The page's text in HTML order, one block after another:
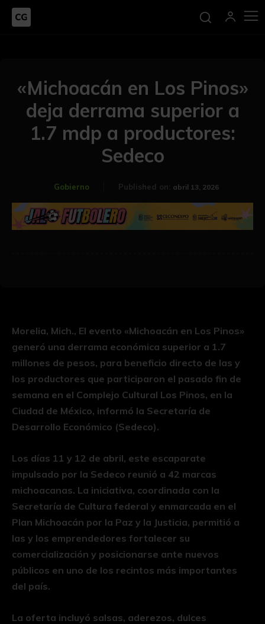
«Michoacán en Los Pinos»
deja derrama superior a
1.7 mdp a productores:
Sedeco
Gobierno Published on: abril 13, 2026
Morelia, Mich., El evento «Michoacán en Los Pinos»
generó una derrama económica superior a 1.7
millones de pesos, para beneficio directo de las y
los productores que participaron el pasado fin de
semana en el Complejo Cultural Los Pinos, en la
Ciudad de México, informó la Secretaría de
Desarrollo Económico (Sedeco).
Los días 11 y 12 de abril, este escaparate
impulsado por la Sedeco reunió a 42 marcas
michoacanas. La iniciativa, coordinada con la
Secretaría de Cultura federal y enmarcada en el
Plan Michoacán por la Paz y la Justicia, permitió a
las y los emprendedores fortalecer su
comercialización y posicionarse ante nuevos
públicos en uno de los recintos más importantes
del país.
La oferta incluyó salsas, aderezos, dulces